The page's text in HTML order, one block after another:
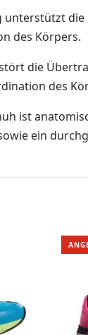
unterstützt
des Körpers.
die
des
ist
ein